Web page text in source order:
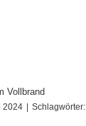
Vollbrand
2024 Schlagwörter: